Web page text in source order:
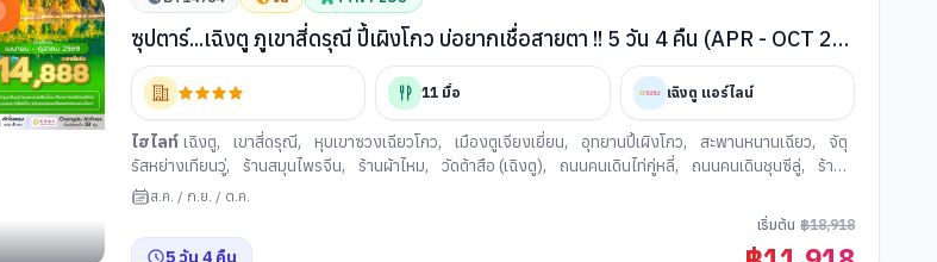
ซุปตาร์...เฉิงตู ภูเขาสี่ดรุณี ปี้เผิงโกว บ่อยากเชื่อสายตา !! 5 วัน 4 คืน (APR - OCT 26)
บินดึก-กลับค่ำ
11 มื้อ เฉิงตู แอร์ไลน์
ไฮไลท์ เฉิงตู, เขาสี่ดรุณี, หุบเขาซวงเฉียวโกว, เมืองตูเจียงเยี่ยน, อุทยานปี้เผิงโกว, สะพานหนานเฉียว,
จัตุ
รัสหย่างเทียนวู่, ร้านสมุนไพรจีน, ร้านผ้าไหม, วัดต้าสือ (เฉิงตู), ถนนคนเดินไท่กู่หลี่, ถนนคนเดินชุนซีลู่,
ร้าน
หยกจีน , ซอยกว้างแคบ (เมืองเฉิงตู)
ส.ค. / ก.ย. / ต.ค.
5 วัน 4 คืน
เริ่มต้น ฿18,918